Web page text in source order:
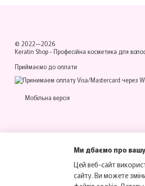
© 2022—2026
Keratin Shop -Професійна косметика для
Приймаємо до оплати
Мобільна версія
Ми дбаємо про вашу
Цей веб-сайт
сайту. Ви можете